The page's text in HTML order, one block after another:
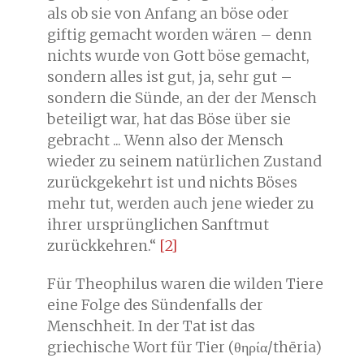
als ob sie von Anfang an böse oder
giftig gemacht worden wären – denn
nichts wurde von Gott böse gemacht,
sondern alles ist gut, ja, sehr gut –
sondern die Sünde, an der der Mensch
beteiligt war, hat das Böse über sie
gebracht ... Wenn also der Mensch
wieder zu seinem natürlichen Zustand
zurückgekehrt ist und nichts Böses
mehr tut, werden auch jene wieder zu
ihrer ursprünglichen Sanftmut
zurückkehren.“ [2]
Für Theophilus waren die wilden Tiere
eine Folge des Sündenfalls der
Menschheit. In der Tat ist das
griechische Wort für Tier (θηρία/thēria)